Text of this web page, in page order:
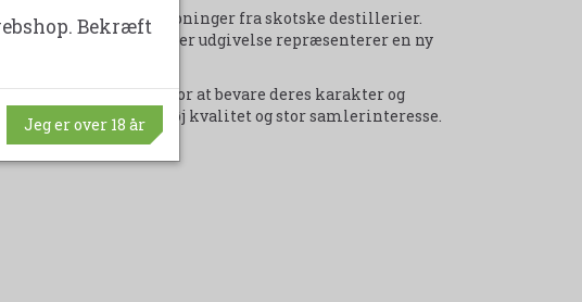
single cask-aftapninger fra skotske destillerier.
strategi, hvor hver udgivelse repræsenterer en ny
i små oplag for at bevare deres karakter og
tydeligt terroir, høj kvalitet og stor samlerinteresse.
17 års
Bekræft
Jeg er over 18 år